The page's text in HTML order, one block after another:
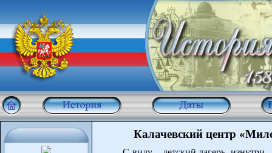
Калачевский центр